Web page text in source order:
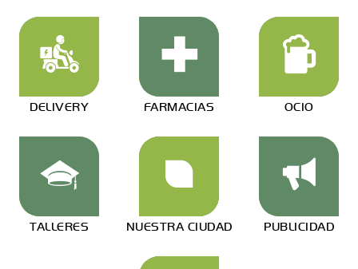
DELIVERY FARMACIAS OCIO
TALLERES NUESTRA CIUDAD PUBLICIDAD